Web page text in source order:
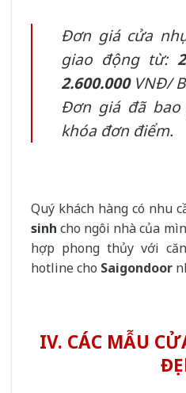
Đơn giá cửa
giao động từ:
2.600.000VNĐ/
Đơn giá đã bao
khóa đơn điểm.
Quý khách hàng có nhu
sinh cho ngôi nhà của
hợp phong thủy với
hotline cho Saigondoor
IV. CÁC MẪU